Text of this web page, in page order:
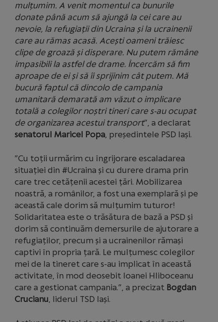
mulțumim. A venit momentul ca bunurile
donate până acum să ajungă la cei care au
nevoie, la refugiații din Ucraina și la ucrainenii
care au rămas acasă. Acești oameni trăiesc
clipe de groază și disperare. Nu putem rămâne
impasibili la astfel de drame. Încercăm să fim
aproape de ei și să îi sprijinim cât putem. Mă
bucură faptul că dincolo de campania
umanitară demarată am văzut o implicare
totală a colegilor noștri tineri care s-au ocupat
de organizarea acestui transport”, a declarat
senatorul Maricel Popa, președintele PSD Iași.
”Cu toții urmărim cu îngrijorare escaladarea
situației din #Ucraina și cu durere drama prin
care trec cetățenii acestei țări. Mobilizarea
noastră, a românilor, a fost una exemplară și pe
această cale dorim să mulțumim tuturor!
Solidaritatea este o trăsătura de bază a PSD și
dorim să continuăm demersurile de ajutorare a
refugiaților, precum și a ucrainenilor rămași
captivi în propria țară. Le mulțumesc colegilor
mei de la tineret care s-au implicat în această
activitate, în mod deosebit Ioanei Hliboceanu
care a gestionat campania.”, a precizat Bogdan
Crucianu, liderul TSD Iași.